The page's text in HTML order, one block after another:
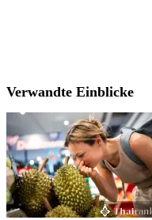
Verwandte Einblicke